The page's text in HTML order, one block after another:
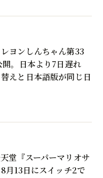
レヨンしんちゃん第33
。日本より7日遅れ
えと日本語版が同じ日
天堂『スーパーマリオサ
月13日にスイッチ2で